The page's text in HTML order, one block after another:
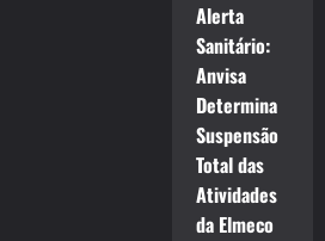
Alerta
Sanitário:
Anvisa
Determina
Suspensão
Total das
Atividades
da Elmeco